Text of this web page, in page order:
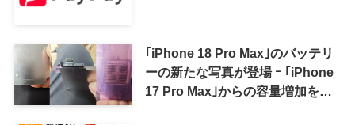
｢iPhone 18 Pro Max｣のバッテリ
ーの新たな写真が登場 ｰ ｢iPhone
17 Pro Max｣からの容量増加を確